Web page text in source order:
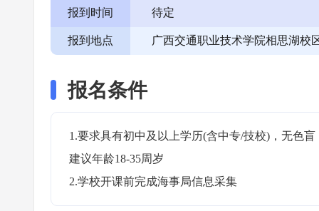
报到时间 待定
报到地点 广西交通职业技术学院相思湖校
报名条件
1.要求具有初中及以上学历(含中专/技校)，无色
建议年龄18-35周岁
2.学校开课前完成海事局信息采集